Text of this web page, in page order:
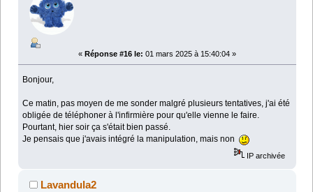
« Réponse #16 le: 01 mars 2025 à 15:40:04 »
Bonjour,
Ce matin, pas moyen de me sonder malgré plusieurs tentatives, j'ai été
obligée de téléphoner à l'infirmière pour qu'elle vienne le faire.
Pourtant, hier soir ça s'était bien passé.
Je pensais que j'avais intégré la manipulation, mais non
IP archivée
Lavandula2